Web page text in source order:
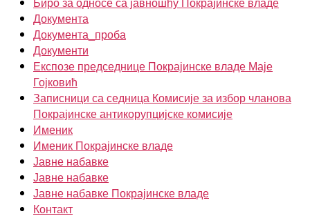
Документа
Документа_проба
Документи
Експозе председнице Покрајинске владе Маје
Гојковић
Записници са седница Комисије за избор чланова
Покрајинске антикорупцијске комисије
Именик
Именик Покрајинске владе
Јавне набавке
Јавне набавке
Јавне набавке Покрајинске владе
Контакт